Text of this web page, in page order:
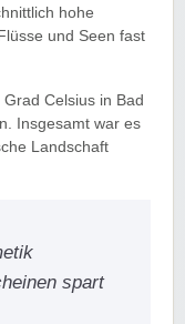
hohe
und Seen fast
Celsius in Bad
Insgesamt war es
Landschaft
spart